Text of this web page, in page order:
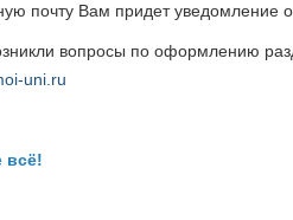
почту Вам придет уведомление о
вопросы по оформлению
uni.ru
всё!